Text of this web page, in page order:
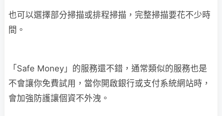
也可以選擇部分掃描或排程掃描，完整掃描要花不少時
間。
「Safe Money」的服務還不錯，通常類似的服務也是
不會讓你免費試用，當你開啟銀行或支付系統網站時，
會加強防護讓個資不外洩。